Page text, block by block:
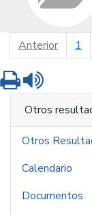
Anteriorpágina
1
Imprimir
Otros
Otros
Calendario
Documentos